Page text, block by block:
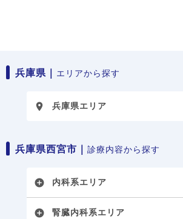
兵庫県｜ エリアから探す
place 兵庫県エリア
兵庫県西宮市｜ 診療内容から探す
add_circle 内科系エリア
add_circle 腎臓内科系エリア